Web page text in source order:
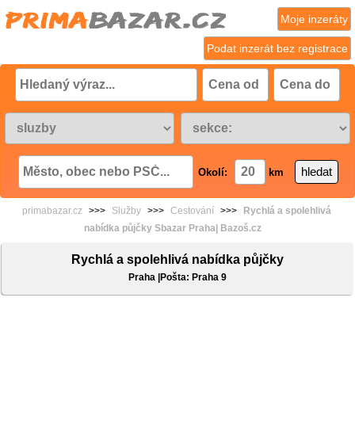
Podat inzerát bez registrace
Moje inzeráty
Okolí: km
primabazar.cz >>> Služby >>> Cestování >>>
Rychlá a spolehlivá
nabídka půjčky Sbazar Praha| Bazoš.cz
Rychlá a spolehlivá nabídka půjčky
Praha |Pošta: Praha 9